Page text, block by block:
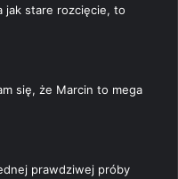
jak stare rozcięcie, to
się, że Marcin to mega
prawdziwej próby